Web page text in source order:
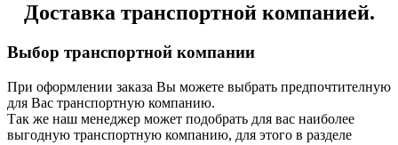
Доставка транспортной компанией.
Выбор транспортной компании
При оформлении заказа Вы можете выбрать предпочтителную
для Вас транспортную компанию.
Так же наш менеджер может подобрать для вас наиболее
выгодную транспортную компанию, для этого в разделе